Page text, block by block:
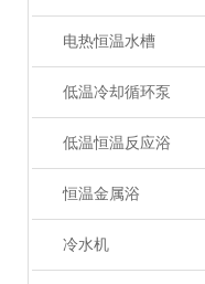
电热恒温水槽
低温冷却循环泵
低温恒温反应浴
恒温金属浴
冷水机